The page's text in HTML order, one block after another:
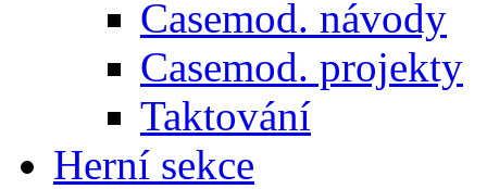
Casemod. návody
Casemod. projekty
Taktování
Herní sekce